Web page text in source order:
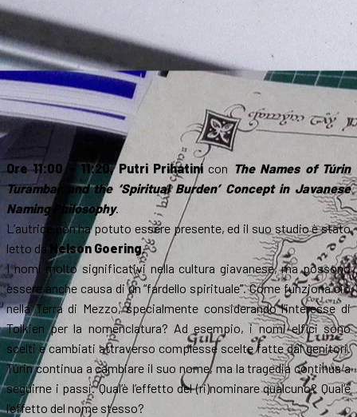
Ore 11:00 – 11:20, Putri Prihatini con The Names of Túrin
Turambar and the ‘Spiritual Burden’ Concept in Javanese
Naming Philosophy.
L’autrice non ha potuto essere presente, ed il suo studio è stato
letto da Nelson Goering.
I nomi molto significativi nella cultura giavanese, ma possono
essere anche causa di un “fardello spirituale”. Come funziona ciò
nella Terra di Mezzo, specialmente considerando l’interesse di
Tolkien per la nomenclatura? Ad esempio, i nomi elfici sono
scelti e cambiati attraverso complesse scelte fatte dai genitori.
Túrin continua a cambiare il suo nome, ma la tragedia continua a
seguirne i passi. Qual’è l’effetto del (ri)nominare qualcuno? Qual’è
l’effetto del nome stesso?